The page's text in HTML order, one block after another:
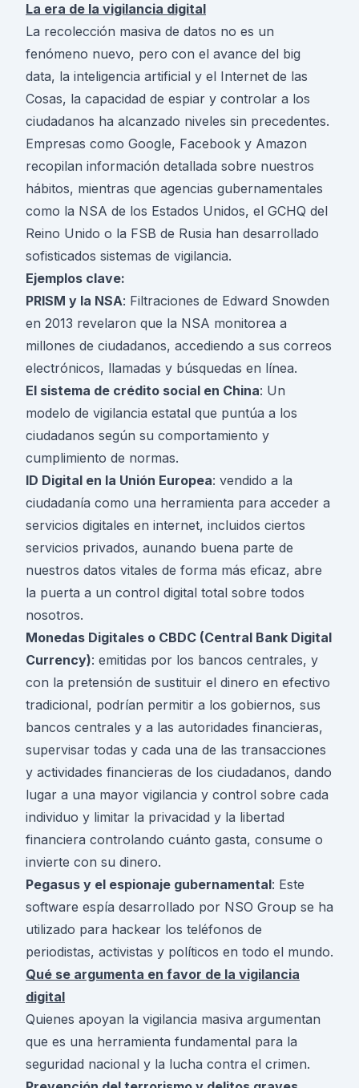
La era de la vigilancia digital
La recolección masiva de datos no es un
fenómeno nuevo, pero con el avance del big
data, la inteligencia artificial y el Internet de las
Cosas, la capacidad de espiar y controlar a los
ciudadanos ha alcanzado niveles sin precedentes.
Empresas como Google, Facebook y Amazon
recopilan información detallada sobre nuestros
hábitos, mientras que agencias gubernamentales
como la NSA de los Estados Unidos, el GCHQ del
Reino Unido o la FSB de Rusia han desarrollado
sofisticados sistemas de vigilancia.
Ejemplos clave:
PRISM y la NSA: Filtraciones de Edward Snowden
en 2013 revelaron que la NSA monitorea a
millones de ciudadanos, accediendo a sus correos
electrónicos, llamadas y búsquedas en línea.
El sistema de crédito social en China: Un
modelo de vigilancia estatal que puntúa a los
ciudadanos según su comportamiento y
cumplimiento de normas.
ID Digital en la Unión Europea: vendido a la
ciudadanía como una herramienta para acceder a
servicios digitales en internet, incluidos ciertos
servicios privados, aunando buena parte de
nuestros datos vitales de forma más eficaz, abre
la puerta a un control digital total sobre todos
nosotros.
Monedas Digitales o CBDC (Central Bank Digital
Currency): emitidas por los bancos centrales, y
con la pretensión de sustituir el dinero en efectivo
tradicional, podrían permitir a los gobiernos, sus
bancos centrales y a las autoridades financieras,
supervisar todas y cada una de las transacciones
y actividades financieras de los ciudadanos, dando
lugar a una mayor vigilancia y control sobre cada
individuo y limitar la privacidad y la libertad
financiera controlando cuánto gasta, consume o
invierte con su dinero.
Pegasus y el espionaje gubernamental: Este
software espía desarrollado por NSO Group se ha
utilizado para hackear los teléfonos de
periodistas, activistas y políticos en todo el mundo.
Qué se argumenta en favor de la vigilancia
digital
Quienes apoyan la vigilancia masiva argumentan
que es una herramienta fundamental para la
seguridad nacional y la lucha contra el crimen.